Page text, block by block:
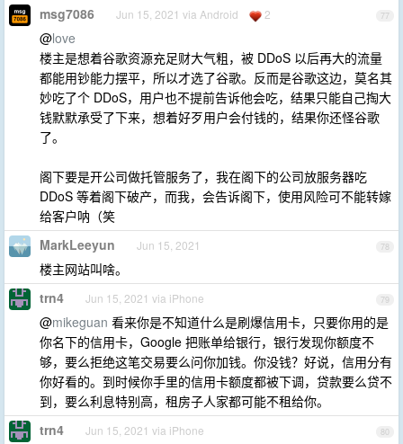
77
msg7086 Jun 15, 2021 via Android 2
@love
楼主是想着谷歌资源充足财大气粗，被 DDoS 以后再大的流量
都能用钞能力摆平，所以才选了谷歌。反而是谷歌这边，莫名其
妙吃了个 DDoS，用户也不提前告诉他会吃，结果只能自己掏大
钱默默承受了下来，想着好歹用户会付钱的，结果你还怪谷歌
了。
阁下要是开公司做托管服务了，我在阁下的公司放服务器吃
DDoS 等着阁下破产，而我，会告诉阁下，使用风险可不能转嫁
给客户呐（笑
78
MarkLeeyun Jun 15, 2021
楼主网站叫啥。
79
trn4 Jun 15, 2021 via iPhone
@mikeguan 看来你是不知道什么是刷爆信用卡，只要你用的是
你名下的信用卡，Google 把账单给银行，银行发现你额度不
够，要么拒绝这笔交易要么问你加钱。你没钱？好说，信用分有
你好看的。到时候你手里的信用卡额度都被下调，贷款要么贷不
到，要么利息特别高，租房子人家都可能不租给你。
80
trn4 Jun 15, 2021 via iPhone